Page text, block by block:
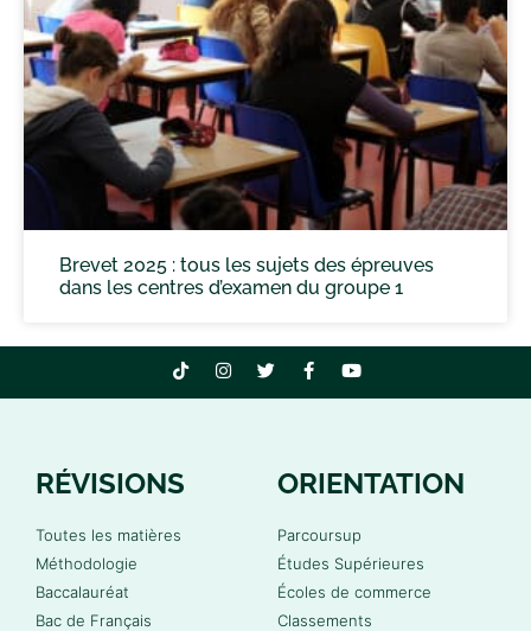
Brevet 2025 : tous les sujets des épreuves
dans les centres d’examen du groupe 1
RÉVISIONS
Toutes les matières
Méthodologie
Baccalauréat
Bac de Français
ORIENTATION
Parcoursup
Études Supérieures
Écoles de commerce
Classements